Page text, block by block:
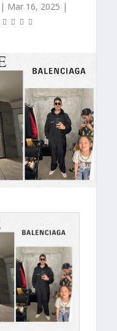
| Mar 16, 2025 |